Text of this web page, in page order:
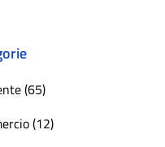
(65)
(12)